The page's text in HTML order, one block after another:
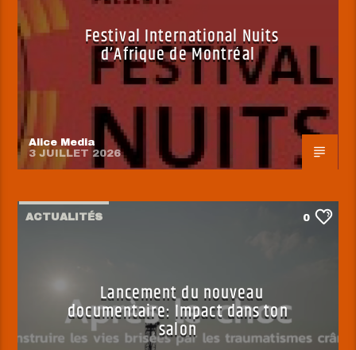
Festival International Nuits
d’Afrique de Montréal
Alice Media
3 JUILLET 2026
ACTUALITÉS 0
Lancement du nouveau
documentaire: Impact dans ton
salon